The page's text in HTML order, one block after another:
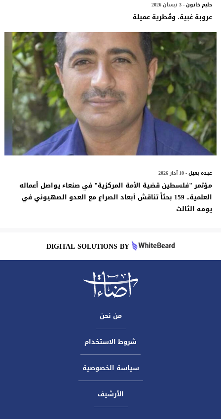
حليم خاتون- 3 نيسان 2026
عروبة غبية، وقُطرية عميلة
عبده بغيل- 10 آذار 2026
مؤتمر "فلسطين قضية الأمة المركزية" في صنعاء يواصل أعماله
العلمية.. 159 بحثاً تناقش أبعاد الصراع مع العدو الصهيوني في
يومه الثالث
DIGITAL SOLUTIONS BY
من نحن
شروط الاستخدام
سياسة الخصوصية
الأرشيف